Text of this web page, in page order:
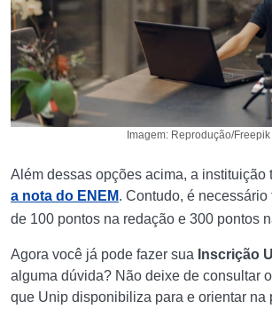
Imagem: Reprodução/Freepik
Além dessas opções acima, a instituição
a nota do ENEM. Contudo, é necessário
de 100 pontos na redação e 300 pontos
Agora você já pode fazer sua Inscrição
alguma dúvida? Não deixe de consultar
que Unip disponibiliza para e orientar na